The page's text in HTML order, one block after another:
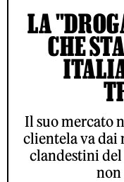
LA
CHE
Il suo mercato
clientela va
clandestini del
non